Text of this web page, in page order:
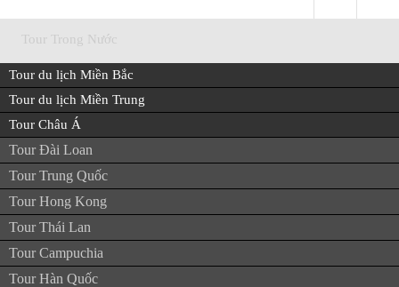
Tour Trong Nước
Tour du lịch Miền Bắc
Tour du lịch Miền Trung
Tour du lịch Miền Nam
Tour liên tuyến Bắc Trung Nam
Tour Nước Ngoài
Tour Châu Á
Tour Đài Loan
Tour Trung Quốc
Tour Hong Kong
Tour Thái Lan
Tour Campuchia
Tour Hàn Quốc
Tour Doanh Nghiệp
Trang chủ
Tours
Vé Máy Bay
Du Lịch